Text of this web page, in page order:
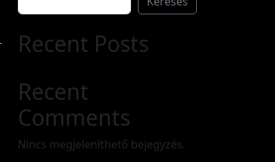
Zsuzsanna
Recent Posts
Recent
Comments
Nincs megjeleníthető bejegyzés.